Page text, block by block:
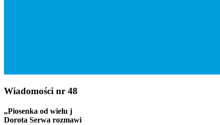
Wiadomości nr 48
„Piosenka od wielu j
Dorota Serwa rozmawi